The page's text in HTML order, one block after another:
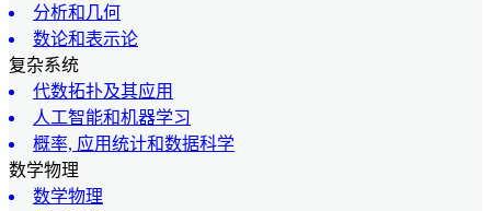
分析和几何
数论和表示论
复杂系统
代数拓扑及其应用
人工智能和机器学习
概率, 应用统计和数据科学
数学物理
数学物理